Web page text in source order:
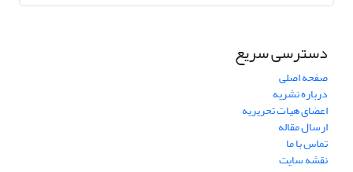
دسترسی سریع
صفحه اصلی
درباره نشریه
اعضای هیات تحریریه
ارسال مقاله
تماس با ما
نقشه سایت